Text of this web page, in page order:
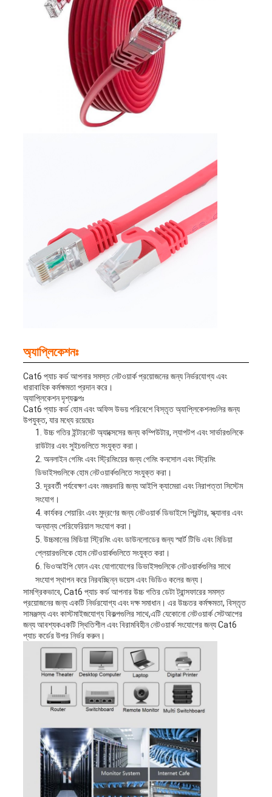
অ্যাপ্লিকেশনঃ
Cat6 প্যাচ কর্ড আপনার সমস্ত নেটওয়ার্ক প্রয়োজনের জন্য নির্ভরযোগ্য এবং
ধারাবাহিক কর্মক্ষমতা প্রদান করে।
অ্যাপ্লিকেশন দৃশ্যকল্পঃ
Cat6 প্যাচ কর্ড হোম এবং অফিস উভয় পরিবেশে বিস্তৃত অ্যাপ্লিকেশনগুলির জন্য
উপযুক্ত, যার মধ্যে রয়েছেঃ
উচ্চ গতির ইন্টারনেট অ্যাক্সেসের জন্য কম্পিউটার, ল্যাপটপ এবং সার্ভারগুলিকে
রাউটার এবং সুইচগুলিতে সংযুক্ত করা।
অনলাইন গেমিং এবং স্ট্রিমিংয়ের জন্য গেমিং কনসোল এবং স্ট্রিমিং
ডিভাইসগুলিকে হোম নেটওয়ার্কগুলিতে সংযুক্ত করা।
দূরবর্তী পর্যবেক্ষণ এবং নজরদারি জন্য আইপি ক্যামেরা এবং নিরাপত্তা সিস্টেম
সংযোগ।
কার্যকর শেয়ারিং এবং মুদ্রণের জন্য নেটওয়ার্ক ডিভাইসে প্রিন্টার, স্ক্যানার এবং
অন্যান্য পেরিফেরিয়াল সংযোগ করা।
উচ্চমানের মিডিয়া স্ট্রিমিং এবং ডাউনলোডের জন্য স্মার্ট টিভি এবং মিডিয়া
প্লেয়ারগুলিকে হোম নেটওয়ার্কগুলিতে সংযুক্ত করা।
ভিওআইপি ফোন এবং যোগাযোগের ডিভাইসগুলিকে নেটওয়ার্কগুলির সাথে
সংযোগ স্থাপন করে নিরবচ্ছিন্ন ভয়েস এবং ভিডিও কলের জন্য।
সামগ্রিকভাবে, Cat6 প্যাচ কর্ড আপনার উচ্চ গতির ডেটা ট্রান্সফারের সমস্ত
প্রয়োজনের জন্য একটি নির্ভরযোগ্য এবং দক্ষ সমাধান। এর উচ্চতর কর্মক্ষমতা, বিস্তৃত
সামঞ্জস্য এবং কাস্টমাইজযোগ্য বিকল্পগুলির সাথে,এটি যেকোনো নেটওয়ার্ক সেটআপের
জন্য আবশ্যকএকটি স্থিতিশীল এবং বিরামবিহীন নেটওয়ার্ক সংযোগের জন্য Cat6
প্যাচ কর্ডের উপর নির্ভর করুন।